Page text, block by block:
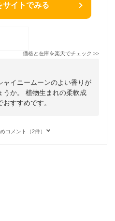
サイトでみる
価格と在庫を楽天でチェック >>
ャイニームーンのよい香りが
うか。 植物生まれの柔軟成
すすめです。
コメント（2件）